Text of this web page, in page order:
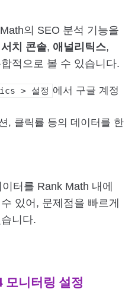
의 SEO 분석 기능을
서치 콘솔, 애널리틱스,
적으로 볼 수 있습니다.
> 설정 에서 구글 계정
, 클릭률 등의 데이터를 한
터를 Rank Math 내에
있어, 문제점을 빠르게
니다.
모니터링 설정